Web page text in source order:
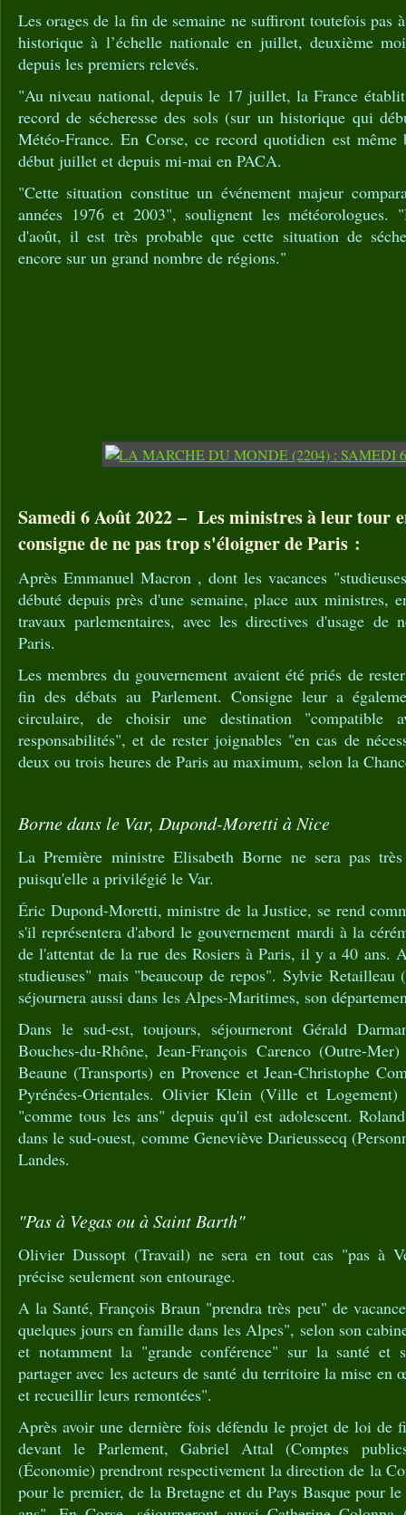
Les orages de la fin de semaine ne suffiront toutefois
historique à l’échelle nationale en juillet, deuxième
depuis les premiers relevés.
"Au niveau national, depuis le 17 juillet, la France
record de sécheresse des sols (sur un historique qui
Météo-France. En Corse, ce record quotidien est même
début juillet et depuis mi-mai en PACA.
"Cette situation constitue un événement majeur
années 1976 et 2003", soulignent les
d'août, il est très probable que cette situation de
encore sur un grand nombre de régions."
Samedi 6 Août 2022 – Les ministres à leur tour
consigne de ne pas trop s'éloigner de Paris :
Après Emmanuel Macron , dont les vacances
débuté depuis près d'une semaine, place aux ministres,
travaux parlementaires, avec les directives d'usage de
Paris.
Les membres du gouvernement avaient été priés de
fin des débats au Parlement. Consigne leur a
circulaire, de choisir une destination "compatible
responsabilités", et de rester joignables "en cas de
deux ou trois heures de Paris au maximum, selon la
Borne dans le Var, Dupond-Moretti à Nice
La Première ministre Elisabeth Borne ne sera pas
puisqu'elle a privilégié le Var.
Éric Dupond-Moretti, ministre de la Justice, se rend
s'il représentera d'abord le gouvernement mardi à la
de l'attentat de la rue des Rosiers à Paris, il y a 40 ans.
studieuses" mais "beaucoup de repos". Sylvie Retailleau
séjournera aussi dans les Alpes-Maritimes, son
Dans le sud-est, toujours, séjourneront Gérald
Bouches-du-Rhône, Jean-François Carenco (Outre-
Beaune (Transports) en Provence et Jean-Christophe
Pyrénées-Orientales. Olivier Klein (Ville et Logement)
"comme tous les ans" depuis qu'il est adolescent.
dans le sud-ouest, comme Geneviève Darieussecq
Landes.
"Pas à Vegas ou à Saint Barth"
Olivier Dussopt (Travail) ne sera en tout cas "pas à
précise seulement son entourage.
A la Santé, François Braun "prendra très peu" de
quelques jours en famille dans les Alpes", selon son
et notamment la "grande conférence" sur la santé et
partager avec les acteurs de santé du territoire la mise en
et recueillir leurs remontées".
Après avoir une dernière fois défendu le projet de loi de
devant le Parlement, Gabriel Attal (Comptes
(Économie) prendront respectivement la direction de la
pour le premier, de la Bretagne et du Pays Basque pour